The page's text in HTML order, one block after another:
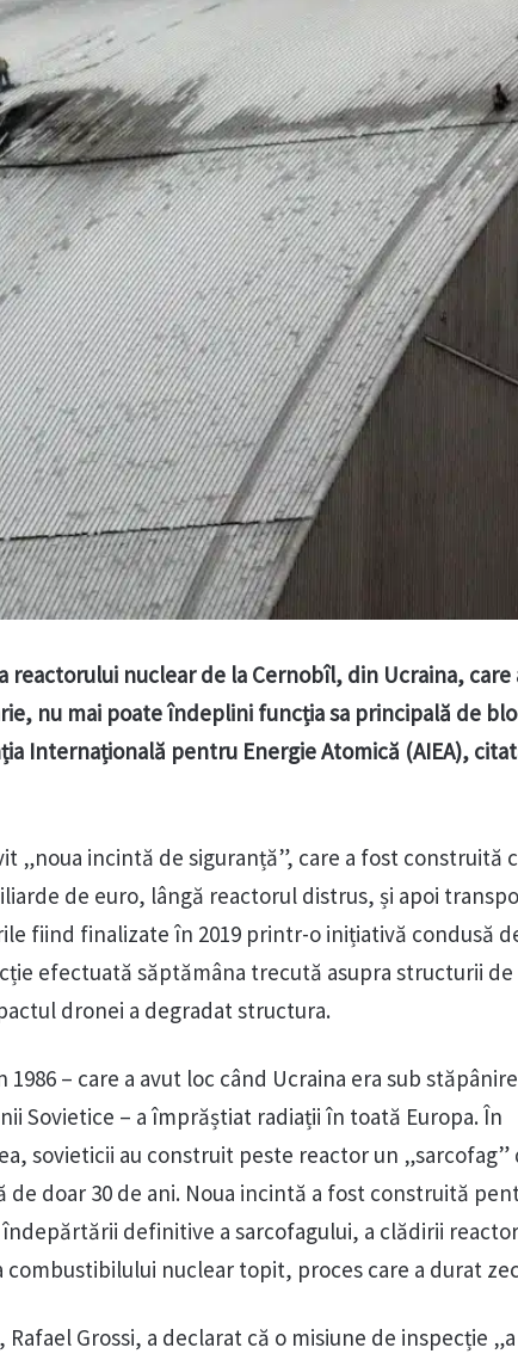
reactorului nuclear de la Cernobîl, din Ucraina, care
nu mai poate îndeplini funcția sa principală de
Internațională pentru Energie Atomică (AIEA),
„noua incintă de siguranță”, care a fost construită
de euro, lângă reactorul distrus, și apoi
fiind finalizate în 2019 printr-o inițiativă condusă
efectuată săptămâna trecută asupra structurii de
dronei a degradat structura.
1986 – care a avut loc când Ucraina era sub
Sovietice – a împrăștiat radiații în toată Europa. În
sovieticii au construit peste reactor un „sarcofag”
de doar 30 de ani. Noua incintă a fost construită
definitive a sarcofagului, a clădirii
combustibilului nuclear topit, proces care a durat
Rafael Grossi, a declarat că o misiune de inspecție „a